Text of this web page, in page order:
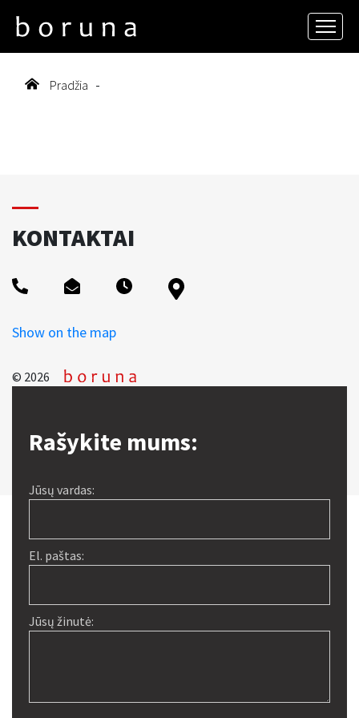
Pradžia -
KONTAKTAI
Show on the map
© 2026
Rašykite mums:
Jūsų vardas:
El. paštas:
Jūsų žinutė:
Alternative: